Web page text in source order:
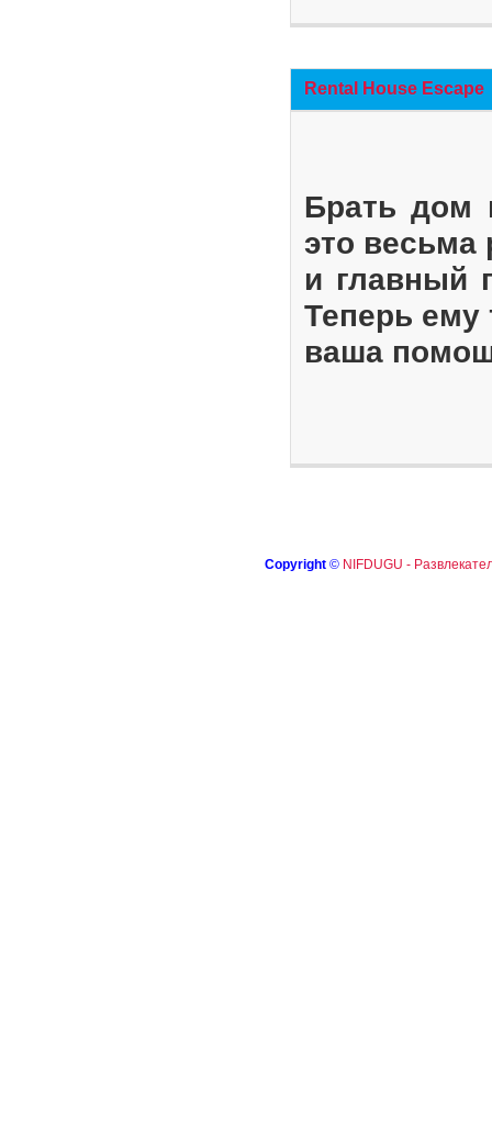
Rental House Escape
Брать дом
это весьма
и главный
Теперь ему
ваша
Copyright © NIFDUGU -